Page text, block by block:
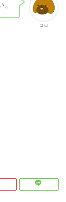
コロ